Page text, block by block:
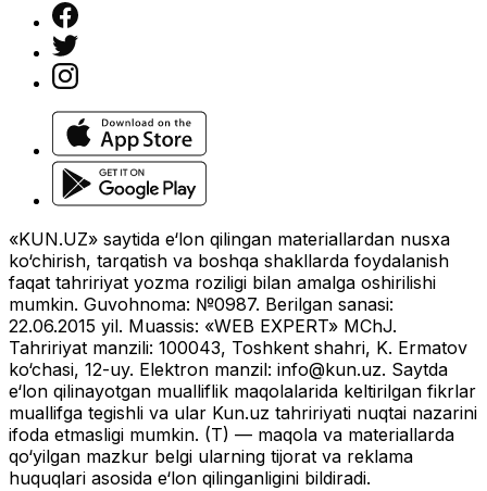
«KUN.UZ» saytida e‘lon qilingan materiallardan nusxa
ko‘chirish, tarqatish va boshqa shakllarda foydalanish
faqat tahririyat yozma roziligi bilan amalga oshirilishi
mumkin. Guvohnoma: №0987. Berilgan sanasi:
22.06.2015 yil. Muassis: «WEB EXPERT» MChJ.
Tahririyat manzili: 100043, Toshkent shahri, K. Ermatov
ko‘chasi, 12-uy. Elektron manzil: info@kun.uz. Saytda
e‘lon qilinayotgan mualliflik maqolalarida keltirilgan fikrlar
muallifga tegishli va ular Kun.uz tahririyati nuqtai nazarini
ifoda etmasligi mumkin. (T) — maqola va materiallarda
qo‘yilgan mazkur belgi ularning tijorat va reklama
huquqlari asosida e‘lon qilinganligini bildiradi.